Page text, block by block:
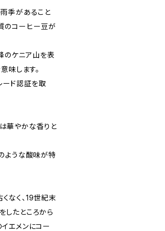
季があること
のコーヒー豆が
のケニア山を表
味します。
ド認証を取
華やかな香りと
ような酸味が特
なく、19世紀末
したところから
エメンにコー